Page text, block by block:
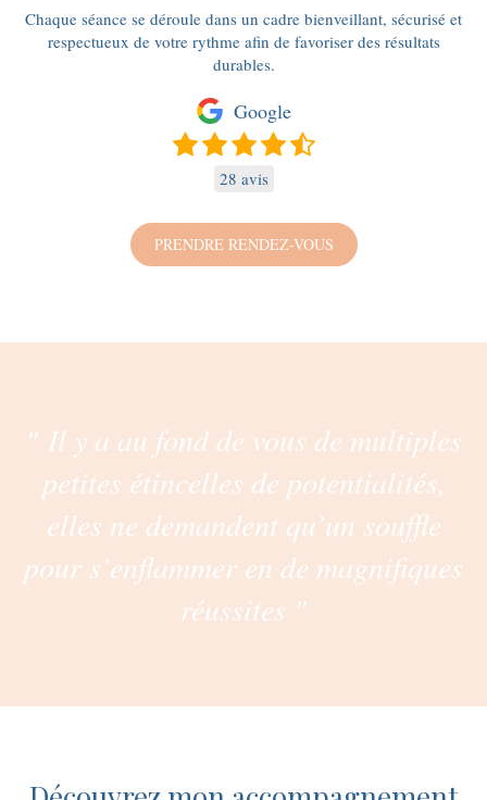
Chaque séance se déroule dans un cadre bienveillant, sécurisé et
respectueux de votre rythme afin de favoriser des résultats
durables.
Google
28 avis
PRENDRE RENDEZ-VOUS
" Il y a au fond de vous de multiples
petites étincelles de potentialités,
elles ne demandent qu’un souffle
pour s’enflammer en de magnifiques
réussites "